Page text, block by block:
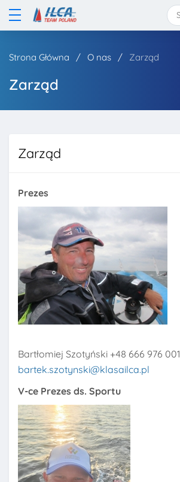
Strona Główna O nas Zarząd
Zarząd
Zarząd
Prezes
Bartłomiej Szotyński +48 666 976 001
bartek.szotynski@klasailca.pl
V-ce Prezes ds. Sportu